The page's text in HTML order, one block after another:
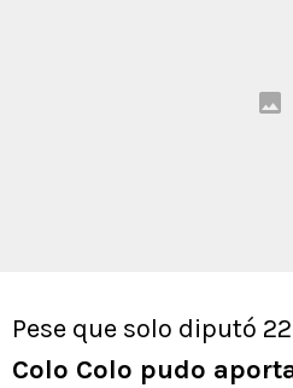
Pese que solo diputó
Colo Colo pudo